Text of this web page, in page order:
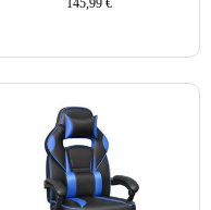
145,99 €